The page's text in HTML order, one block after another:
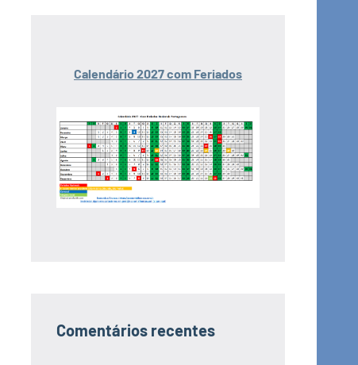
Calendário 2027 com Feriados
Comentários recentes